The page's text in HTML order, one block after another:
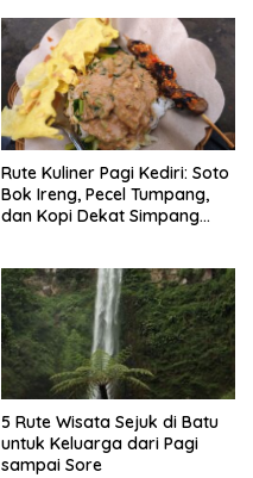
Rute Kuliner Pagi Kediri: Soto
Bok Ireng, Pecel Tumpang,
dan Kopi Dekat Simpang
5 Rute Wisata Sejuk di Batu
untuk Keluarga dari Pagi
sampai Sore